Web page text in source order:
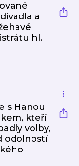
a
hl.
s Hanou
kteří
volby,
odolností